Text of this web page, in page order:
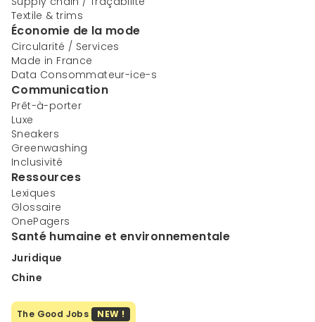
Textile & trims
Économie de la mode
Circularité / Services
Made in France
Data Consommateur-ice-s
Communication
Prêt-à-porter
Luxe
Sneakers
Greenwashing
Inclusivité
Ressources
Lexiques
Glossaire
OnePagers
Santé humaine et environnementale
Juridique
Chine
The Good Jobs NEW !